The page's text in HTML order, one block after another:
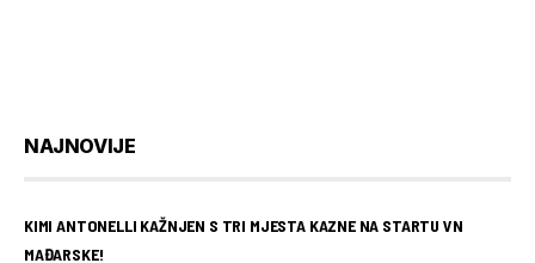
NAJNOVIJE
KIMI ANTONELLI KAŽNJEN S TRI MJESTA KAZNE NA STARTU VN
MAĐARSKE!